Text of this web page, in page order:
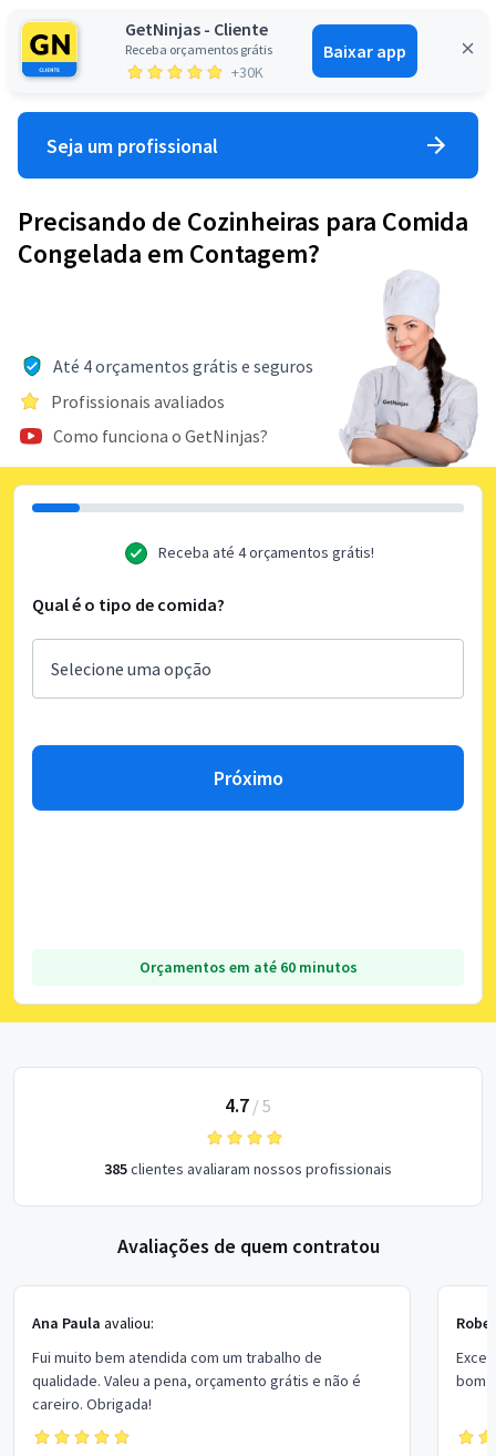
GetNinjas - Cliente
Receba orçamentos grátis
+30K
Baixar app
Entrar
Seja um profissional
Precisando de Cozinheiras para Comida
Congelada em Contagem?
Até 4 orçamentos grátis e seguros
Profissionais avaliados
Como funciona o GetNinjas?
Receba até 4 orçamentos grátis!
Qual é o tipo de comida?
Próximo
Orçamentos em até 60 minutos
4.7 / 5
385clientes avaliaram nossos profissionais
Avaliações de quem contratou
Ana Paula avaliou:
Fui muito bem atendida com um trabalho de
qualidade. Valeu a pena, orçamento grátis e não é
careiro. Obrigada!
bom